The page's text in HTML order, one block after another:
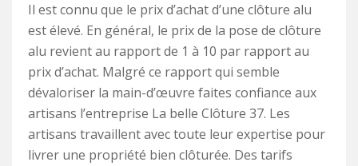
Il est connu que le prix d’achat d’une clôture alu
est élevé. En général, le prix de la pose de clôture
alu revient au rapport de 1 à 10 par rapport au
prix d’achat. Malgré ce rapport qui semble
dévaloriser la main-d’œuvre faites confiance aux
artisans l’entreprise La belle Clôture 37. Les
artisans travaillent avec toute leur expertise pour
livrer une propriété bien clôturée. Des tarifs